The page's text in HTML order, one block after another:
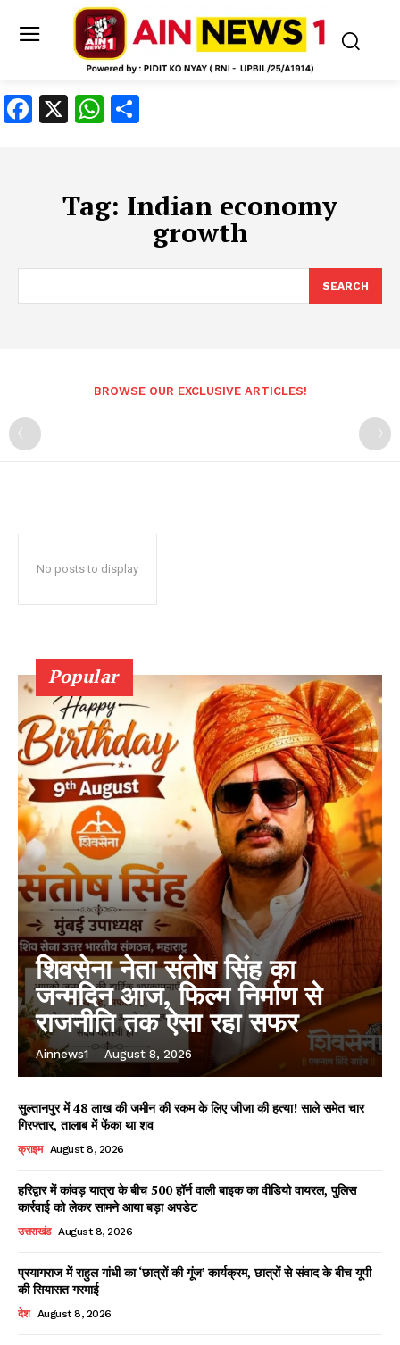
Facebook
X WhatsApp
Share
Facebook
X WhatsApp
Tag: Indian economy
growth
SEARCH
BROWSE OUR EXCLUSIVE ARTICLES!
No posts to display
Popular
शिवसेना नेता संतोष सिंह का
जन्मदिन आज, फिल्म निर्माण से
राजनीति तक ऐसा रहा सफर
Ainnews1 - August 8, 2026
सुल्तानपुर में 48 लाख की जमीन की रकम के लिए जीजा की हत्या! साले समेत चार
गिरफ्तार, तालाब में फेंका था शव
क्राइम August 8, 2026
हरिद्वार में कांवड़ यात्रा के बीच 500 हॉर्न वाली बाइक का वीडियो वायरल, पुलिस
कार्रवाई को लेकर सामने आया बड़ा अपडेट
उत्तराखंड August 8, 2026
प्रयागराज में राहुल गांधी का ‘छात्रों की गूंज’ कार्यक्रम, छात्रों से संवाद के बीच यूपी
की सियासत गरमाई
देश August 8, 2026